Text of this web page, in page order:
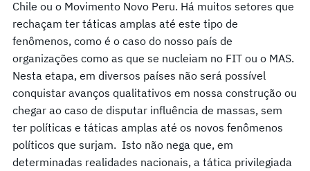
Chile ou o Movimento Novo Peru. Há muitos setores que
rechaçam ter táticas amplas até este tipo de
fenômenos, como é o caso do nosso país de
organizações como as que se nucleiam no FIT ou o MAS.
Nesta etapa, em diversos países não será possível
conquistar avanços qualitativos em nossa construção ou
chegar ao caso de disputar influência de massas, sem
ter políticas e táticas amplas até os novos fenômenos
políticos que surjam. Isto não nega que, em
determinadas realidades nacionais, a tática privilegiada